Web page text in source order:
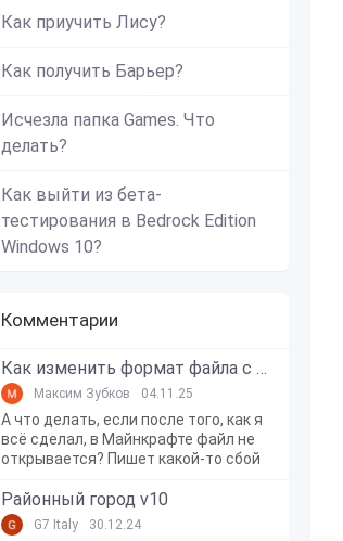
Как приучить Лису?
Как получить Барьер?
Исчезла папка Games. Что
делать?
Как выйти из бета-
тестирования в Bedrock Edition
Windows 10?
Комментарии
Как изменить формат файла с zip в mcworld?
Максим Зубков 04.11.25
А что делать, если после того, как я
всё сделал, в Майнкрафте файл не
открывается? Пишет какой-то сбой
Районный город v10
G7 Italy 30.12.24